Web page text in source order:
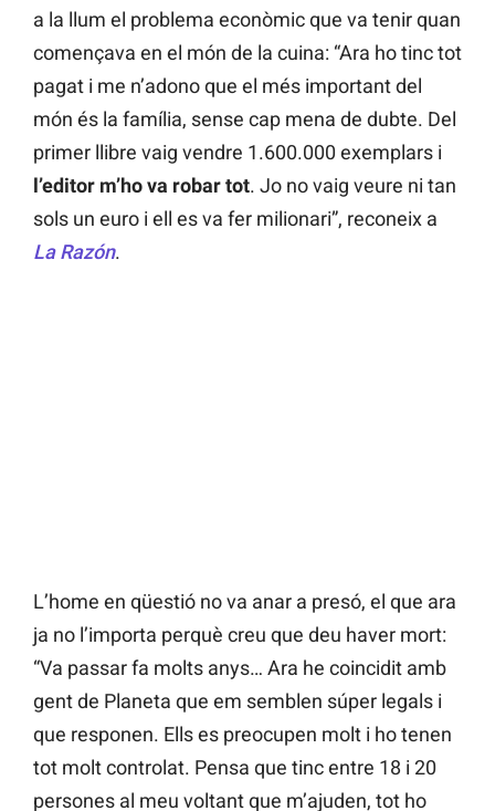
a la llum el problema econòmic que va tenir quan
començava en el món de la cuina: “Ara ho tinc tot
pagat i me n’adono que el més important del
món és la família, sense cap mena de dubte. Del
primer llibre vaig vendre 1.600.000 exemplars i
l’editor m’ho va robar tot. Jo no vaig veure ni tan
sols un euro i ell es va fer milionari”, reconeix a
La Razón.
L’home en qüestió no va anar a presó, el que ara
ja no l’importa perquè creu que deu haver mort:
“Va passar fa molts anys… Ara he coincidit amb
gent de Planeta que em semblen súper legals i
que responen. Ells es preocupen molt i ho tenen
tot molt controlat. Pensa que tinc entre 18 i 20
persones al meu voltant que m’ajuden, tot ho